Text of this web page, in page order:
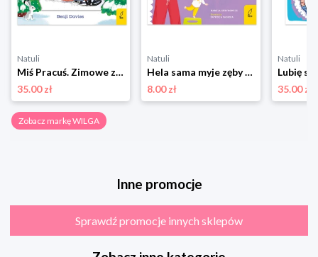
Natuli
Miś Pracuś. Zimowe zabawy Wilga
35.00 zł
Natuli
Hela sama myje zęby Wilga
8.00 zł
Natuli
Lubię
35.00 zł
Zobacz markę WILGA
Inne promocje
Sprawdź promocje innych sklepów